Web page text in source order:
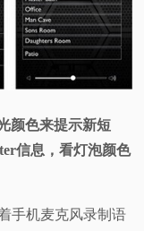
颜色来提示新短
信息，看灯泡颜色
手机麦克风录制语